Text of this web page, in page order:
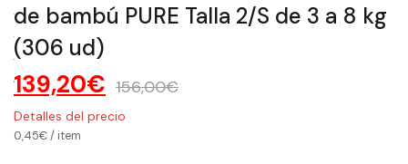
de bambú PURE Talla 2/S de 3 a 8 kg
(306 ud)
139,20€ 156,00€
Detalles del precio
0,45€/ item